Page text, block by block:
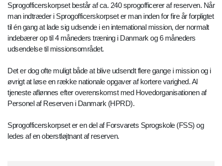
Sprogofficerskorpset består af ca. 240 sprogofficerer af reserven. Når
man indtræder i Sprogofficerskorpset er man inden for fire år forpligtet
til én gang at lade sig udsende i en international mission, der normalt
indebærer op til 4 måneders træning i Danmark og 6 måneders
udsendelse til missionsområdet.
Det er dog ofte muligt både at blive udsendt flere gange i mission og i
øvrigt at løse en række nationale opgaver af kortere varighed. Al
tjeneste aflønnes efter overenskomst med Hovedorganisationen af
Personel af Reserven i Danmark (HPRD).
Sprogofficerskorpset er en del af Forsvarets Sprogskole (FSS) og
ledes af en oberstløjtnant af reserven.